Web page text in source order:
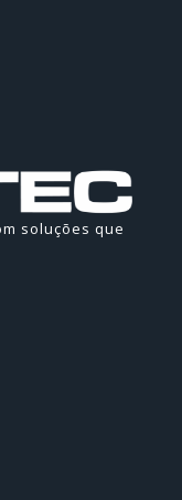
soluções que